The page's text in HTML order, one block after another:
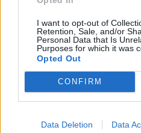
I want to opt-out of
Retention, Sale, and/or
Personal Data that Is
Purposes for which it was
Opted Out
CONFIRM
Data Deletion Data
Δημοπρατείται η μπάλα των
Μαραντόνα επί της Αγγλίας
21:08
Διεθνείς διακρίσεις για τη
«Shared Weights» του 8ου
ΥΠΑΑΤ – ΑΑΔΕ: Υπεγράφη